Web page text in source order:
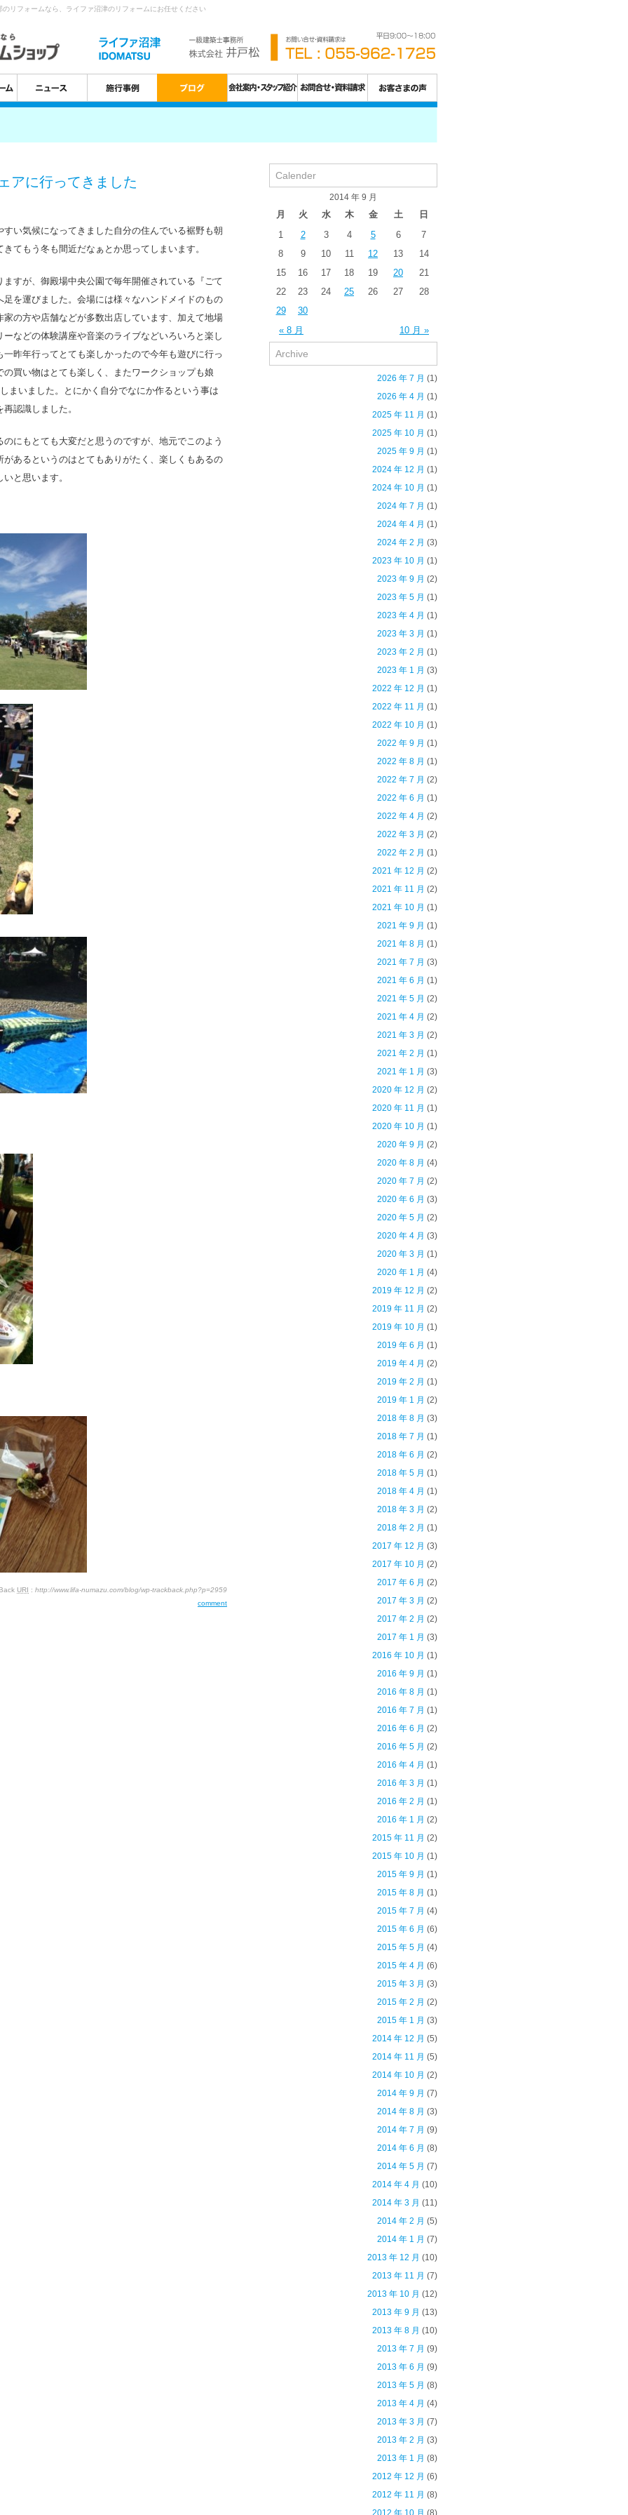
リフォームなら、ライファ沼津のリフォームにお任せください
アに行ってきました
い気候になってきました自分の住んでいる裾野も朝
てもう冬も間近だなぁとか思ってしまいます。
すが、御殿場中央公園で毎年開催されている『ごて
を運びました。会場には様々なハンドメイドのもの
の方や店舗などが多数出店しています、加えて地場
などの体験講座や音楽のライブなどいろいろと楽し
昨年行ってとても楽しかったので今年も遊びに行っ
買い物はとても楽しく、またワークショップも娘
まいました。とにかく自分でなにか作るという事は
認識しました。
にもとても大変だと思うのですが、地元でこのよう
あるというのはとてもありがたく、楽しくもあるの
と思います。
URI : http://www.lifa-numazu.com/blog/wp-trackback.php?p=2959
comment
Calender
2014 年 9 月
月 火 水 木 金 土 日
« 8 月 10 月 »
1 2 3 4 5 6
7
8
9 10 11 12 13
14
15
16 17 18 19 20
21
22
23 24 25 26 27
28
29
30
Archive
2026 年 7 月 (1)
2026 年 4 月 (1)
2025 年 11 月 (1)
2025 年 10 月 (1)
2025 年 9 月 (1)
2024 年 12 月 (1)
2024 年 10 月 (1)
2024 年 7 月 (1)
2024 年 4 月 (1)
2024 年 2 月 (3)
2023 年 10 月 (1)
2023 年 9 月 (2)
2023 年 5 月 (1)
2023 年 4 月 (1)
2023 年 3 月 (1)
2023 年 2 月 (1)
2023 年 1 月 (3)
2022 年 12 月 (1)
2022 年 11 月 (1)
2022 年 10 月 (1)
2022 年 9 月 (1)
2022 年 8 月 (1)
2022 年 7 月 (2)
2022 年 6 月 (1)
2022 年 4 月 (2)
2022 年 3 月 (2)
2022 年 2 月 (1)
2021 年 12 月 (2)
2021 年 11 月 (2)
2021 年 10 月 (1)
2021 年 9 月 (1)
2021 年 8 月 (1)
2021 年 7 月 (3)
2021 年 6 月 (1)
2021 年 5 月 (2)
2021 年 4 月 (2)
2021 年 3 月 (2)
2021 年 2 月 (1)
2021 年 1 月 (3)
2020 年 12 月 (2)
2020 年 11 月 (1)
2020 年 10 月 (1)
2020 年 9 月 (2)
2020 年 8 月 (4)
2020 年 7 月 (2)
2020 年 6 月 (3)
2020 年 5 月 (2)
2020 年 4 月 (3)
2020 年 3 月 (1)
2020 年 1 月 (4)
2019 年 12 月 (2)
2019 年 11 月 (2)
2019 年 10 月 (1)
2019 年 6 月 (1)
2019 年 4 月 (2)
2019 年 2 月 (1)
2019 年 1 月 (2)
2018 年 8 月 (3)
2018 年 7 月 (1)
2018 年 6 月 (2)
2018 年 5 月 (1)
2018 年 4 月 (1)
2018 年 3 月 (2)
2018 年 2 月 (1)
2017 年 12 月 (3)
2017 年 10 月 (2)
2017 年 6 月 (2)
2017 年 3 月 (2)
2017 年 2 月 (2)
2017 年 1 月 (3)
2016 年 10 月 (1)
2016 年 9 月 (1)
2016 年 8 月 (1)
2016 年 7 月 (1)
2016 年 6 月 (2)
2016 年 5 月 (2)
2016 年 4 月 (1)
2016 年 3 月 (1)
2016 年 2 月 (1)
2016 年 1 月 (2)
2015 年 11 月 (2)
2015 年 10 月 (1)
2015 年 9 月 (1)
2015 年 8 月 (1)
2015 年 7 月 (4)
2015 年 6 月 (6)
2015 年 5 月 (4)
2015 年 4 月 (6)
2015 年 3 月 (3)
2015 年 2 月 (2)
2015 年 1 月 (3)
2014 年 12 月 (5)
2014 年 11 月 (5)
2014 年 10 月 (2)
2014 年 9 月 (7)
2014 年 8 月 (3)
2014 年 7 月 (9)
2014 年 6 月 (8)
2014 年 5 月 (7)
2014 年 4 月 (10)
2014 年 3 月 (11)
2014 年 2 月 (5)
2014 年 1 月 (7)
2013 年 12 月 (10)
2013 年 11 月 (7)
2013 年 10 月 (12)
2013 年 9 月 (13)
2013 年 8 月 (10)
2013 年 7 月 (9)
2013 年 6 月 (9)
2013 年 5 月 (8)
2013 年 4 月 (4)
2013 年 3 月 (7)
2013 年 2 月 (3)
2013 年 1 月 (8)
2012 年 12 月 (6)
2012 年 11 月 (8)
2012 年 10 月 (8)